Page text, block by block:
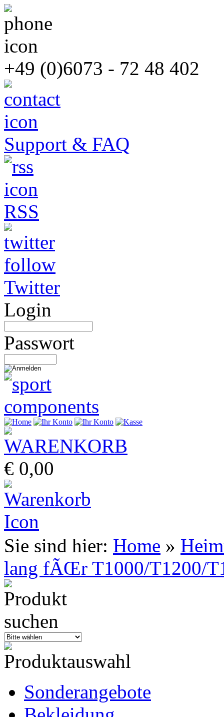
+49 (0)6073 - 72 48 402
Support & FAQ
RSS
Twitter
Login
Passwort
€ 0,00
Sie sind hier: Home »
lang fÃŒr T1000/T1200/
Sonderangebote